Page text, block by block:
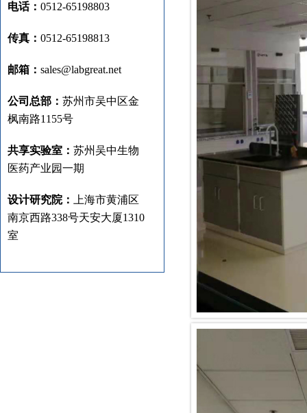
电话： 0512-65198803
传真： 0512-65198813
邮箱： sales@labgreat.net
公司总部： 苏州市吴中区金
枫南路1155号
共享实验室： 苏州吴中生物
医药产业园一期
设计研究院：
上海市黄浦区
南京西路338号天安大厦1310
室